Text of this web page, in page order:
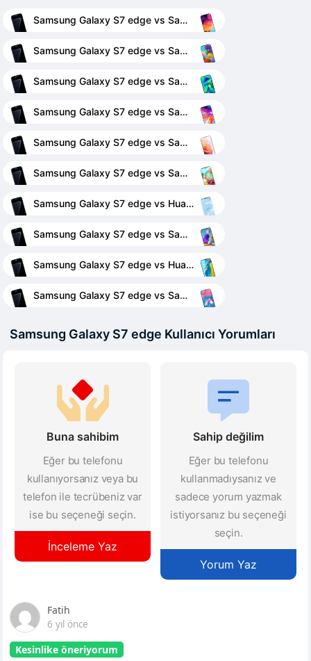
Samsung Galaxy S7 edge vs Samsung Galaxy A50
Samsung Galaxy S7 edge vs Samsung Galaxy A51
Samsung Galaxy S7 edge vs Samsung Galaxy M40
Samsung Galaxy S7 edge vs Samsung Galaxy A70
Samsung Galaxy S7 edge vs Samsung Galaxy S21
Samsung Galaxy S7 edge vs Samsung Galaxy A71
Samsung Galaxy S7 edge vs Huawei P30 Pro
Samsung Galaxy S7 edge vs Samsung Galaxy A21s
Samsung Galaxy S7 edge vs Huawei P30 lite
Samsung Galaxy S7 edge vs Samsung Galaxy M30
Samsung Galaxy S7 edge Kullanıcı Yorumları
Buna sahibim
Eğer bu telefonu
kullanıyorsanız veya bu
telefon ile tecrübeniz var
ise bu seçeneği seçin.
İnceleme Yaz
Sahip değilim
Eğer bu telefonu
kullanmadıysanız ve
sadece yorum yazmak
istiyorsanız bu seçeneği
seçin.
Yorum Yaz
Fatih
6 yıl önce
Kesinlike öneriyorum